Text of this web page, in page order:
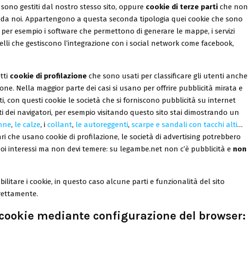
sono gestiti dal nostro stesso sito, oppure cookie di terze parti che non
noi. Appartengono a questa seconda tipologia quei cookie che sono
esempio i software che permettono di generare le mappe, i servizi
che gestiscono l’integrazione con i social network come facebook,
cookie di profilazione che sono usati per classificare gli utenti anche
Nella maggior parte dei casi si usano per offrire pubblicità mirata e
con questi cookie le società che si forniscono pubblicità su internet
dei navigatori, per esempio visitando questo sito stai dimostrando un
, le calze, i collant, le autoreggenti, scarpe e sandali con tacchi alti…
che usano cookie di profilazione, le società di advertising potrebbero
interessi ma non devi temere: su legambe.net non c’è pubblicità e non
i cookie, in questo caso alcune parti e funzionalità del sito
mediante configurazione del browser: